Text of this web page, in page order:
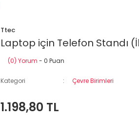
Ttec
Laptop için Telefon Standı
(0) Yorum - 0 Puan
Kategori Çevre Birimleri
1.198,80 TL